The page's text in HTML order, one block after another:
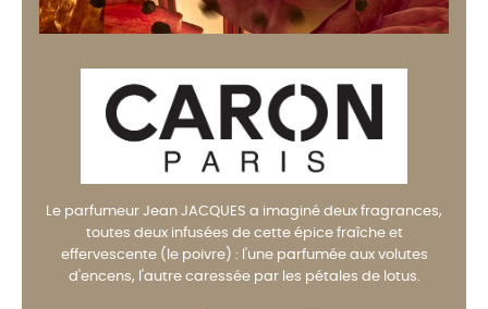
Le parfumeur Jean JACQUES a imaginé deux fragrances,
toutes deux infusées de cette épice fraîche et
effervescente (le poivre) : l'une parfumée aux volutes
d'encens, l'autre caressée par les pétales de lotus.